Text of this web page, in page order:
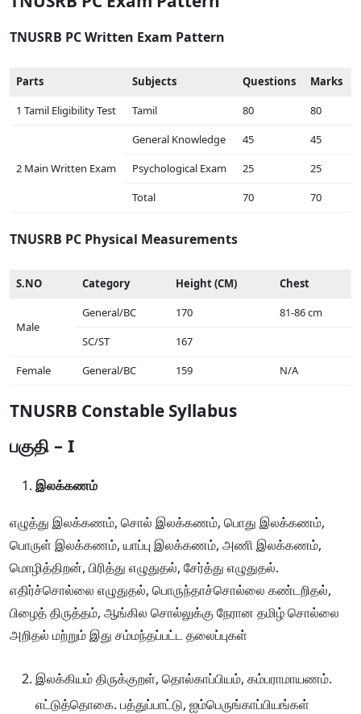
TNUSRB PC Written Exam Pattern
Parts Subjects Questions
Marks
1 Tamil Eligibility Test
Tamil 80 80
2 Main Written Exam
General Knowledge 45
45
Psychological Exam
25
25
Total
70 70
TNUSRB PC Physical Measurements
S.NO Category Height (CM) Chest
Male
General/BC 170
81-86 cm
SC/ST
167
Female
General/BC 159 N/A
TNUSRB Constable Syllabus
பகுதி – I
இலக்கணம்
எழுத்து இலக்கணம், சொல் இலக்கணம், பொது இலக்கணம்,
பொருள் இலக்கணம், யாப்பு இலக்கணம், அணி இலக்கணம்,
மொழித்திறன், பிரித்து எழுதுதல், சேர்த்து எழுதுதல்.
எதிர்ச்சொல்லை எழுதுதல், பொருந்தாச்சொல்லை கண்டறிதல்,
பிழைத் திருத்தம், ஆங்கில சொல்லுக்கு நேரான தமிழ் சொல்லை
அறிதல் மற்றும் இது சம்மந்தப்பட்ட தலைப்புகள்
இலக்கியம் திருக்குறள், தொல்காப்பியம், கம்பராமாயணம்.
எட்டுத்தொகை. பத்துப்பாட்டு, ஐம்பெருங்காப்பியங்கள்